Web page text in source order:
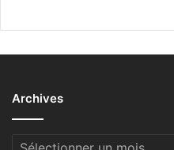
Archives
Archives